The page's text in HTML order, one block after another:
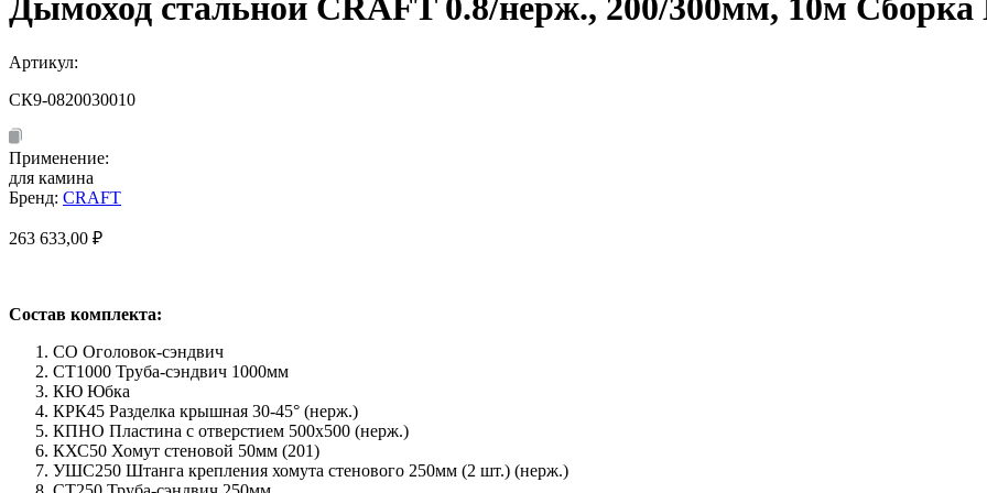
Дымоход стальной CRAFT 0.8/нерж., 200/300мм, 10м
Артикул:
СК9-0820030010
Применение:
для камина
Бренд: CRAFT
263 633,00 ₽
Состав комплекта:
СО Оголовок-сэндвич
СТ1000 Труба-сэндвич 1000мм
КЮ Юбка
КРК45 Разделка крышная 30-45° (нерж.)
КПНО Пластина с отверстием 500х500 (нерж.)
КХС50 Хомут стеновой 50мм (201)
УШС250 Штанга крепления хомута стенового 250мм (2 шт.) (нерж.)